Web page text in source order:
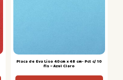
Placa de Eva Liso 40cm x 48 cm- Pct c/ 10
fls – Azul Claro